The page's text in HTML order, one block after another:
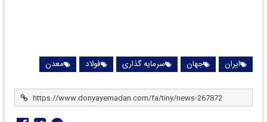
ایران جهان سرمایه گذاری فولاد معدن